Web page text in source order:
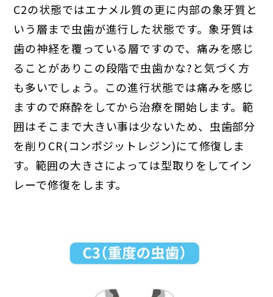
C2の状態ではエナメル質の更に内部の象牙質と
いう層まで虫歯が進行した状態です。象牙質は
歯の神経を覆っている層ですので、痛みを感じ
ることがありこの段階で虫歯かな?と気づく方
も多いでしょう。この進行状態では痛みを感じ
ますので麻酔をしてから治療を開始します。範
囲はそこまで大きい事は少ないため、虫歯部分
を削りCR(コンポジットレジン)にて修復しま
す。範囲の大きさによっては型取りをしてイン
レーで修復をします。